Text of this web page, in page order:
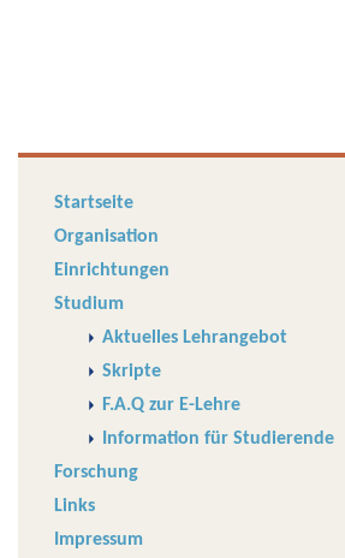
Startseite
Organisation
Einrichtungen
Studium
Aktuelles Lehrangebot
Skripte
F.A.Q zur E-Lehre
Information für Studierende
Forschung
Links
Impressum